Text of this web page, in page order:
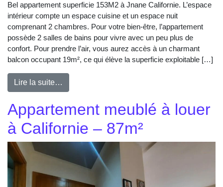
Bel appartement superficie 153M2 à Jnane Californie. L’espace
intérieur compte un espace cuisine et un espace nuit
comprenant 2 chambres. Pour votre bien-être, l’appartement
possède 2 salles de bains pour vivre avec un peu plus de
confort. Pour prendre l’air, vous aurez accès à un charmant
balcon occupant 19m², ce qui élève la superficie exploitable […]
Lire la suite…
Appartement meublé à louer
à Californie – 87m²